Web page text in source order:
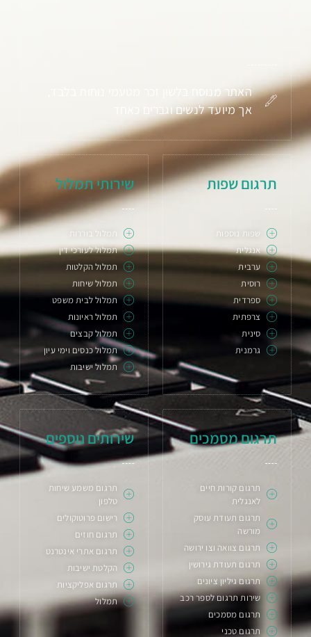
האתר מנוסח בלשון זכר מטעמי נוחות בלבד,
אך מיועד לנשים וגברים כאחד
תרגום שפות
שפות נוספות
אנגלית
ערבית
רוסית
ספרדית
צרפתית
סינית
גרמנית
שירותי תמלול
תמלול בוררות
תמלול לעורכי דין
תמלול הקלטות
תמלול שיחות
תמלול לבית משפט
תמלול ראיונות
תמלול קבצים
תמלול כנסים וימי עיון
תמלול ישיבות
תרגום מסמכים
תרגום קורות חיים
לאנגלית
תרגום תעודת עוסק
מורשה
תרגום צוואה וצו ירושה
תרגום תעודת גירושין
תרגום גיליון ציונים
שירות תרגום לספר רכב
תרגום מסמכים
תרגום טכני
שירותים נוספים
תרגום משמע שיחות
טלפון
רישום פרוטוקולים
תרגום חוזים
תרגום אתרי אינטרנט
הקלטת ישיבות
תרגום אפליקציות
תמלול